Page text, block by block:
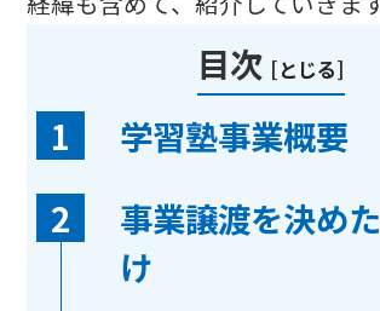
目次 [とじる]
1
学習塾事業概要
2
事業譲渡を決め
け